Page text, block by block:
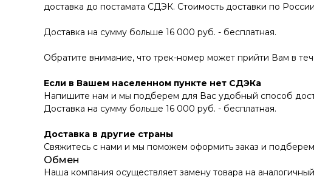
доставка до постамата СДЭК. Стоимость доставки по
Доставка на сумму больше 16 000 руб. - бесплатная.
Обратите внимание, что трек-номер может прийти Вам в
Если в Вашем населенном пункте нет СДЭКа
Напишите нам и мы подберем для Вас удобный способ
Доставка на сумму больше 16 000 руб. - бесплатная.
Доставка в другие страны
Свяжитесь с нами и мы поможем оформить заказ и
Обмен
Наша компания осуществляет замену товара на